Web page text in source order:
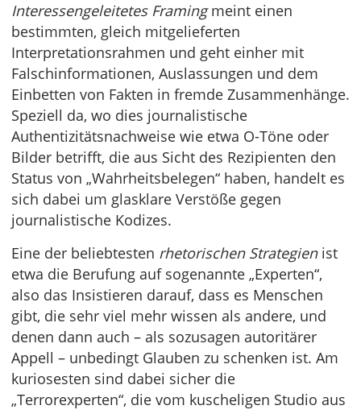
Interessengeleitetes Framingmeint einen
bestimmten, gleich mitgelieferten
Interpretationsrahmen und geht einher mit
Falschinformationen, Auslassungen und dem
Einbetten von Fakten in fremde Zusammenhänge.
Speziell da, wo dies journalistische
Authentizitätsnachweise wie etwa O-Töne oder
Bilder betrifft, die aus Sicht des Rezipienten den
Status von „Wahrheitsbelegen“ haben, handelt es
sich dabei um glasklare Verstöße gegen
journalistische Kodizes.
Eine der beliebtesten rhetorischen Strategienist
etwa die Berufung auf sogenannte „Experten“,
also das Insistieren darauf, dass es Menschen
gibt, die sehr viel mehr wissen als andere, und
denen dann auch – als sozusagen autoritärer
Appell – unbedingt Glauben zu schenken ist. Am
kuriosesten sind dabei sicher die
„Terrorexperten“, die vom kuscheligen Studio aus